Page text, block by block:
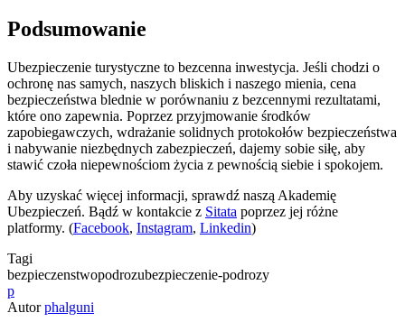
Podsumowanie
Ubezpieczenie turystyczne to bezcenna inwestycja. Jeśli chodzi o
ochronę nas samych, naszych bliskich i naszego mienia, cena
bezpieczeństwa blednie w porównaniu z bezcennymi rezultatami,
które ono zapewnia. Poprzez przyjmowanie środków
zapobiegawczych, wdrażanie solidnych protokołów bezpieczeństwa
i nabywanie niezbędnych zabezpieczeń, dajemy sobie siłę, aby
stawić czoła niepewnościom życia z pewnością siebie i spokojem.
Aby uzyskać więcej informacji, sprawdź naszą Akademię
Ubezpieczeń. Bądź w kontakcie z Sitata poprzez jej różne
platformy. (Facebook, Instagram, Linkedin)
Tagi
bezpieczenstwopodrozubezpieczenie-podrozy
p
Autor phalguni